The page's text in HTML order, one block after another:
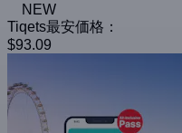
NEW
Tiqets最安価格：
$93.09